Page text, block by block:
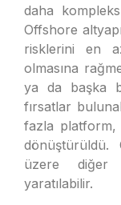
daha
Offshore
risklerini en
olmasına
ya da başka
fırsatlar
fazla platform,
üzere diğer
yaratılabilir.